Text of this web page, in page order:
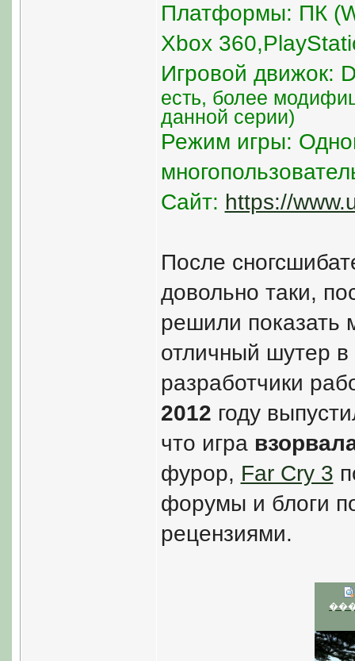
Платформы: ПК
Xbox
Игровой движок:
есть, более
данной серии)
Режим игры:
Сайт: https://
После
довольно таки,
решили показать
отличный шутер
разработчики
2012 году
что игра
фурор, Far Cry 3
форумы и блоги
рецензиями.